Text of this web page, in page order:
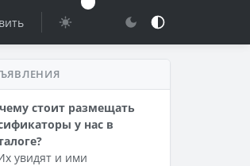
стоит размещать
у нас в
увидят и ими